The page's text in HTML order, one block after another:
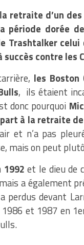
retraite d’un
dorée
Trashtalker
contre les
les
, ils étaient
donc pourquoi
à la retraite
et n’a pas
mais on peut
1992 et le dieu de
a également
perdus devant
1986 et 1987 en